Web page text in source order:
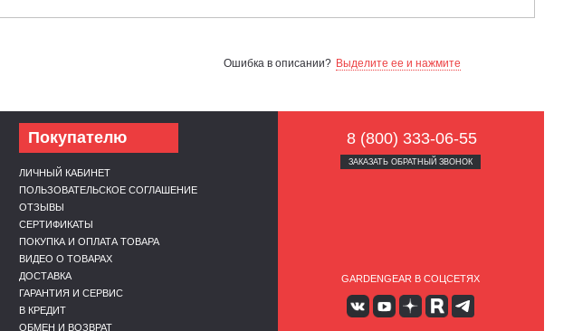
Ошибка в описании? Выделите ее и нажмите
Покупателю
ЛИЧНЫЙ КАБИНЕТ
ПОЛЬЗОВАТЕЛЬСКОЕ СОГЛАШЕНИЕ
ОТЗЫВЫ
СЕРТИФИКАТЫ
ПОКУПКА И ОПЛАТА ТОВАРА
ВИДЕО О ТОВАРАХ
ДОСТАВКА
ГАРАНТИЯ И СЕРВИС
В КРЕДИТ
ОБМЕН И ВОЗВРАТ
8 (800) 333-06-55
ЗАКАЗАТЬ ОБРАТНЫЙ ЗВОНОК
GARDENGEAR В СОЦСЕТЯХ